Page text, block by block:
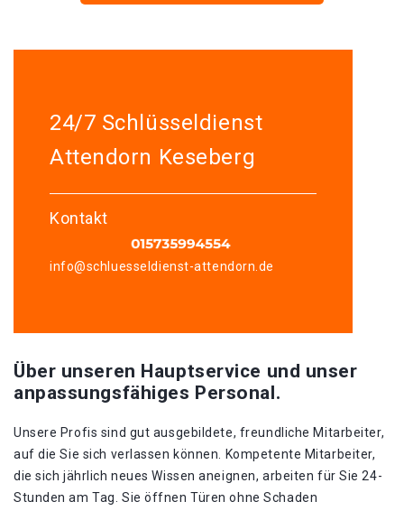
24/7 Schlüsseldienst
Attendorn Keseberg
Kontakt
info@schluesseldienst-attendorn.de
Über unseren Hauptservice und unser
anpassungsfähiges Personal.
Unsere Profis sind gut ausgebildete, freundliche Mitarbeiter,
auf die Sie sich verlassen können. Kompetente Mitarbeiter,
die sich jährlich neues Wissen aneignen, arbeiten für Sie 24-
Stunden am Tag. Sie öffnen Türen ohne Schaden